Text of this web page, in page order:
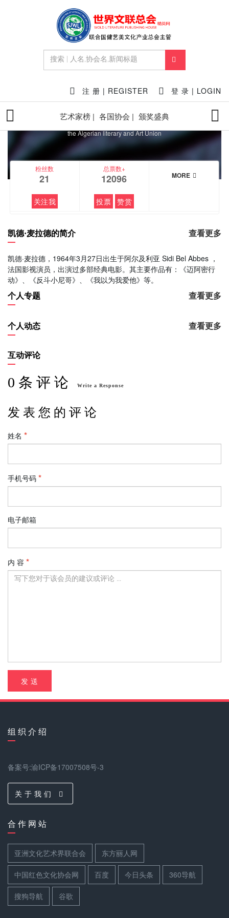
注 册 | REGISTER 登 录 | LOGIN
艺术家榜 | 各国协会 | 颁奖盛典
FEATURED
凯德·麦拉德
@阿尔及利亚文艺联盟会员 Member of
the Algerian literary and Art Union
粉丝数
21
关注我
总票数+
12096
投票 赞赏
MORE
凯德·麦拉德的简介 查看更多
凯德·麦拉德，1964年3月27日出生于阿尔及利亚 Sidi Bel Abbes ，
法国影视演员，出演过多部经典电影。其主要作品有：《迈阿密行
动》、《反斗小尼哥》、《我以为我爱他》等。
个人专题 查看更多
个人动态 查看更多
互动评论
0 条 评 论 Write a Response
发 表 您 的 评 论
姓名
手机号码
电子邮箱
内 容
发 送
组 织 介 绍
备案号:渝ICP备17007508号-3
关 于 我 们
合 作 网 站
亚洲文化艺术界联合会 东方丽人网
中国红色文化协会网 百度 今日头条 360导航
搜狗导航 谷歌